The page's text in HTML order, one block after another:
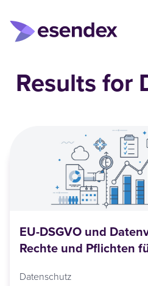
Results for
EU-DSGVO und
Rechte und Pflichten
Datenschutz